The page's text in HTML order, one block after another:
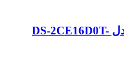
دوربین مداربسته هایک ویژن مدل DS-2CE16D0T-